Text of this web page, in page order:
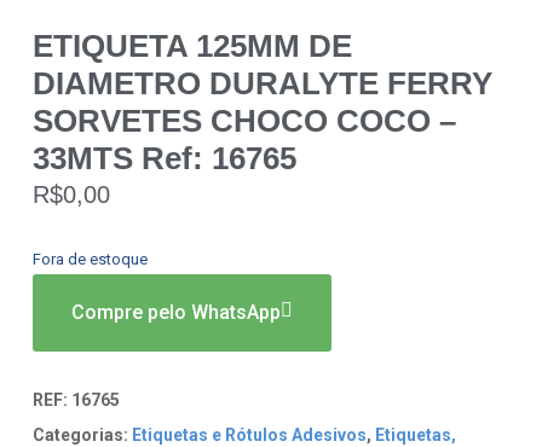
ETIQUETA 125MM DE
DIAMETRO DURALYTE FERRY
SORVETES CHOCO COCO –
33MTS Ref: 16765
R$0,00
Fora de estoque
Compre pelo WhatsApp
REF: 16765
Categorias: Etiquetas e Rótulos Adesivos, Etiquetas,